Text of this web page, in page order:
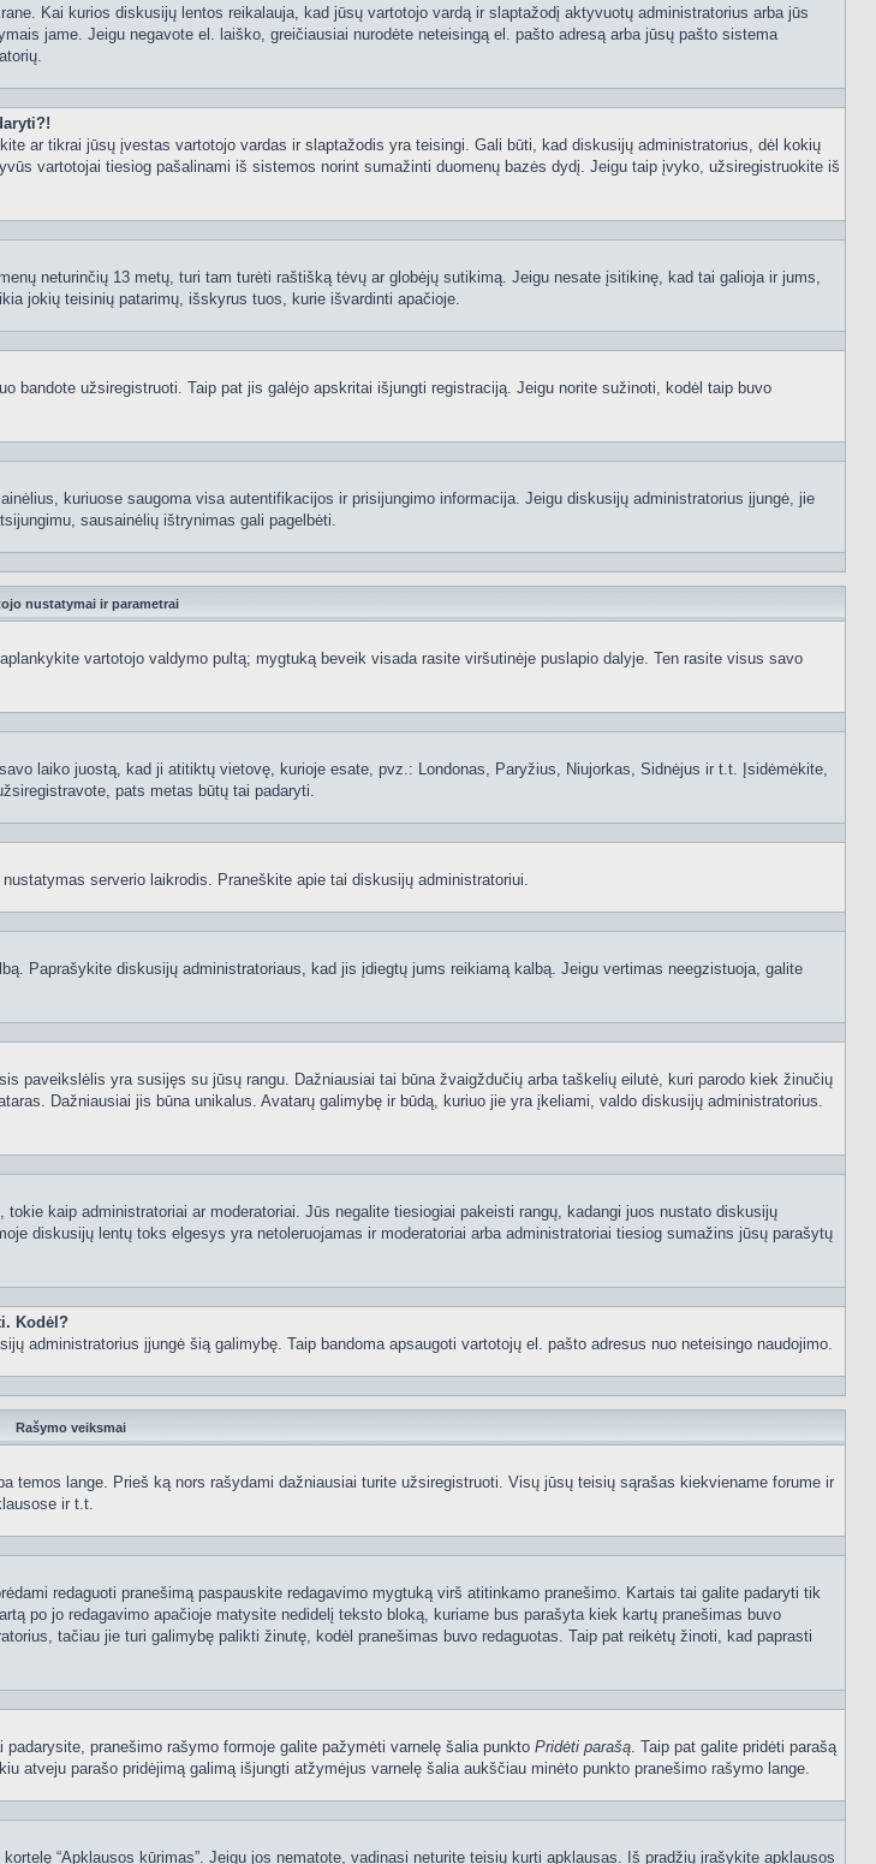
Kai kurios diskusijų lentos reikalauja, kad jūsų vartotojo vardą ir slaptažodį aktyvuotų administratorius arba jūs
jame. Jeigu negavote el. laiško, greičiausiai nurodėte neteisingą el. pašto adresą arba jūsų pašto sistema
ar tikrai jūsų įvestas vartotojo vardas ir slaptažodis yra teisingi. Gali būti, kad diskusijų administratorius, dėl kokių
vartotojai tiesiog pašalinami iš sistemos norint sumažinti duomenų bazės dydį. Jeigu taip įvyko, užsiregistruokite iš
neturinčių 13 metų, turi tam turėti raštišką tėvų ar globėjų sutikimą. Jeigu nesate įsitikinę, kad tai galioja ir jums,
jokių teisinių patarimų, išskyrus tuos, kurie išvardinti apačioje.
bandote užsiregistruoti. Taip pat jis galėjo apskritai išjungti registraciją. Jeigu norite sužinoti, kodėl taip buvo
kuriuose saugoma visa autentifikacijos ir prisijungimo informacija. Jeigu diskusijų administratorius įjungė, jie
sausainėlių ištrynimas gali pagelbėti.
nustatymai ir parametrai
vartotojo valdymo pultą; mygtuką beveik visada rasite viršutinėje puslapio dalyje. Ten rasite visus savo
laiko juostą, kad ji atitiktų vietovę, kurioje esate, pvz.: Londonas, Paryžius, Niujorkas, Sidnėjus ir t.t. Įsidėmėkite,
pats metas būtų tai padaryti.
serverio laikrodis. Praneškite apie tai diskusijų administratoriui.
Paprašykite diskusijų administratoriaus, kad jis įdiegtų jums reikiamą kalbą. Jeigu vertimas neegzistuoja, galite
paveikslėlis yra susijęs su jūsų rangu. Dažniausiai tai būna žvaigždučių arba taškelių eilutė, kuri parodo kiek žinučių
Dažniausiai jis būna unikalus. Avatarų galimybę ir būdą, kuriuo jie yra įkeliami, valdo diskusijų administratorius.
kaip administratoriai ar moderatoriai. Jūs negalite tiesiogiai pakeisti rangų, kadangi juos nustato diskusijų
diskusijų lentų toks elgesys yra netoleruojamas ir moderatoriai arba administratoriai tiesiog sumažins jūsų parašytų
Kodėl?
administratorius įjungė šią galimybę. Taip bandoma apsaugoti vartotojų el. pašto adresus nuo neteisingo naudojimo.
Rašymo veiksmai
temos lange. Prieš ką nors rašydami dažniausiai turite užsiregistruoti. Visų jūsų teisių sąrašas kiekviename forume ir
ir t.t.
redaguoti pranešimą paspauskite redagavimo mygtuką virš atitinkamo pranešimo. Kartais tai galite padaryti tik
po jo redagavimo apačioje matysite nedidelį teksto bloką, kuriame bus parašyta kiek kartų pranešimas buvo
tačiau jie turi galimybę palikti žinutę, kodėl pranešimas buvo redaguotas. Taip pat reikėtų žinoti, kad paprasti
pranešimo rašymo formoje galite pažymėti varnelę šalia punkto Pridėti parašą. Taip pat galite pridėti parašą
atveju parašo pridėjimą galimą išjungti atžymėjus varnelę šalia aukščiau minėto punkto pranešimo rašymo lange.
“Apklausos kūrimas”. Jeigu jos nematote, vadinasi neturite teisių kurti apklausas. Iš pradžių įrašykite apklausos